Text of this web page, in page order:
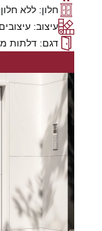
חלון: ללא חלון
עיצוב: עיצובים שונים
דגם: דלתות מעצבים